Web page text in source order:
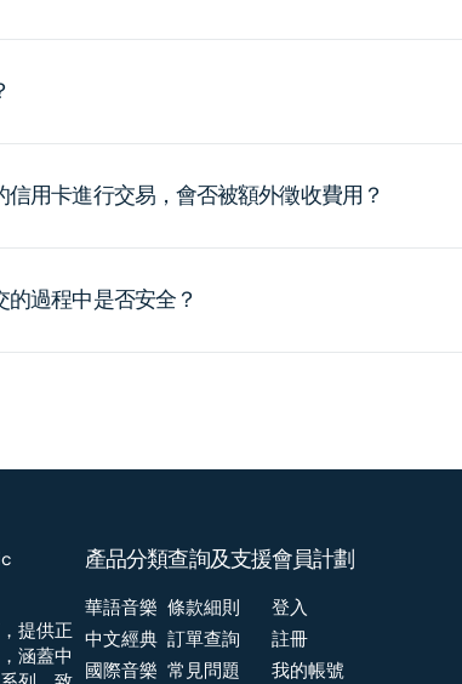
用卡進行交易，會否被額外徵收費用？
過程中是否安全？
提供正
涵蓋中
產品分類
華語音樂
中文經典
國際音樂
查詢及支援
條款細則
訂單查詢
常見問題
會員計劃
登入
註冊
我的帳號